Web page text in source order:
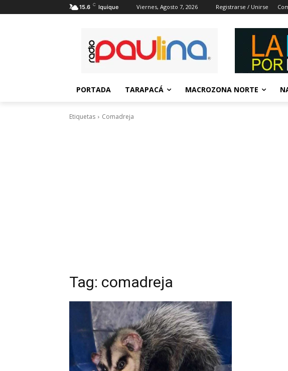
15.6 C Iquique Viernes, Agosto 7, 2026 Registrarse / Unirse
PORTADA TARAPACÁ MACROZONA NORTE
Etiquetas Comadreja
Tag: comadreja